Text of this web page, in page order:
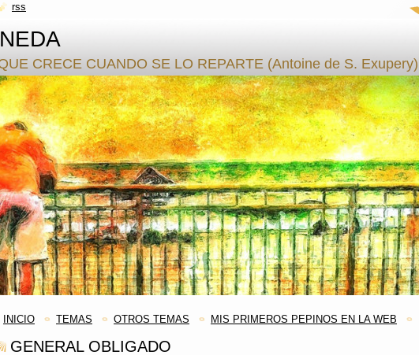
CRECE CUANDO SE LO REPARTE (Antoine de S. Exupery)
INICIO TEMAS OTROS TEMAS MIS PRIMEROS PEPINOS EN LA WEB
GENERAL OBLIGADO
rss